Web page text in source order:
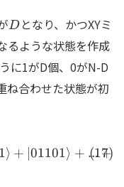
D
D となり、かつXYミ
るような状態を作成
に1がD個、0がN-D
ね合わせた状態が初
⟩ + ∣01101⟩ + ... +